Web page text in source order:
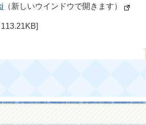
（新しいウインドウで開きます）